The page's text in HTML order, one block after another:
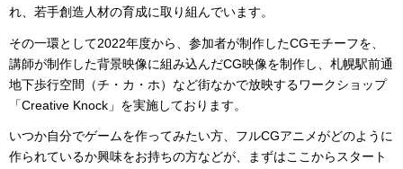
れ、若手創造人材の育成に取り組んでいます。
その一環として2022年度から、参加者が制作したCGモチーフを、
講師が制作した背景映像に組み込んだCG映像を制作し、札幌駅前通
地下歩行空間（チ・カ・ホ）など街なかで放映するワークショップ
「Creative Knock」を実施しております。
いつか自分でゲームを作ってみたい方、フルCGアニメがどのように
作られているか興味をお持ちの方などが、まずはここからスタート